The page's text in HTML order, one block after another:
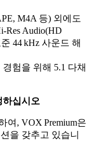
M4A 등) 외에도
Audio(HD
44 kHz 사운드 해
험을 위해 5.1 다채
하십시오
여, VOX Premium은
을 갖추고 있습니